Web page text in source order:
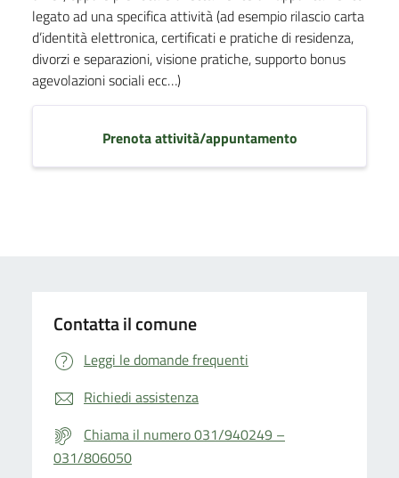
legato ad una specifica attività (ad esempio rilascio carta
d’identità elettronica, certificati e pratiche di residenza,
divorzi e separazioni, visione pratiche, supporto bonus
agevolazioni sociali ecc…)
Prenota attività/appuntamento
Contatta il comune
Leggi le domande frequenti
Richiedi assistenza
Chiama il numero 031/940249 –
031/806050